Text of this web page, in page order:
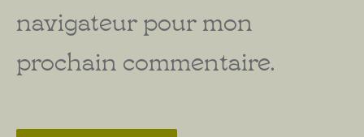
navigateur pour mon
prochain commentaire.